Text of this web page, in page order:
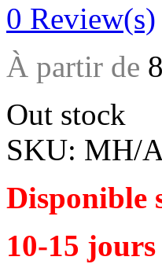
0 Review(s)
À partir de
Out stock
SKU: MH/
Disponible
10-15